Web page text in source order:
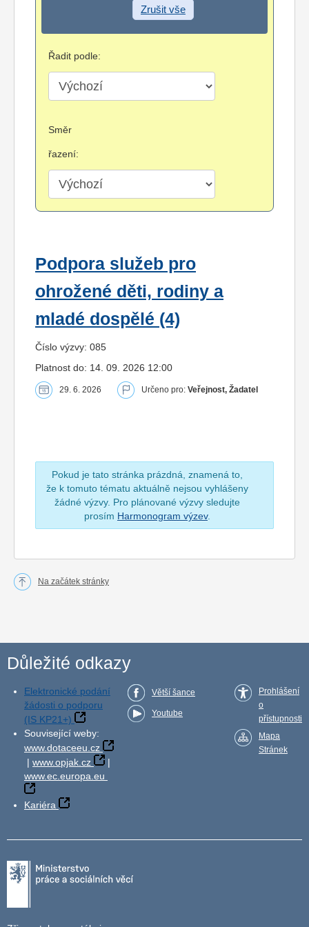
Zrušit vše
Řadit podle:
Směr
řazení:
Podpora služeb pro
ohrožené děti, rodiny a
mladé dospělé (4)
Číslo výzvy: 085
Platnost do: 14. 09. 2026 12:00
29. 6. 2026 Určeno pro: Veřejnost, Žadatel
Pokud je tato stránka prázdná, znamená to,
že k tomuto tématu aktuálně nejsou vyhlášeny
žádné výzvy. Pro plánované výzvy sledujte
prosím Harmonogram výzev.
Na začátek stránky
Důležité odkazy
Elektronické podání
žádosti o podporu
(IS KP21+)
Související weby:
www.dotaceeu.cz
| www.opjak.cz
|
www.ec.europa.eu
Kariéra
Větší šance
Youtube
Prohlášení
o
přístupnosti
Mapa
Stránek